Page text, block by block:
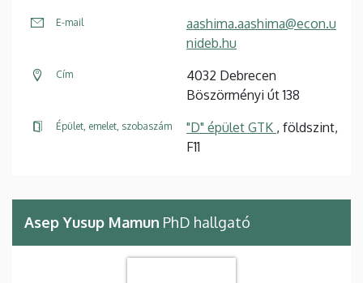
E-mail
aashima.aashima@econ.u
nideb.hu
Cím
4032 Debrecen
Böszörményi út 138
Épület, emelet, szobaszám "D" épület GTK , földszint,
F11
Asep Yusup Mamun PhD hallgató